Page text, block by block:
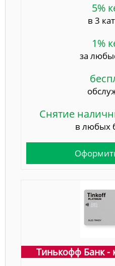
5%
в 3
1%
за
Снятие
в любых
Тинькофф Банк -